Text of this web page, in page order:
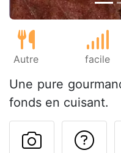
Autre facile
Une pure
fonds en cuisant.